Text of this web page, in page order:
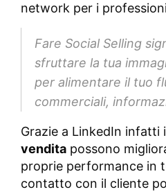
network per i
Fare Social Selling
sfruttare la tua
per alimentare il tuo
commerciali,
Grazie a LinkedIn infatti i
vendita possono
proprie performance in
contatto con il cliente